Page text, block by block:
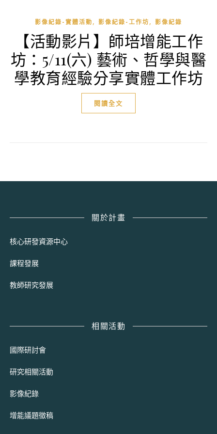
影像紀錄-實體活動, 影像紀錄-工作坊, 影像紀錄
【活動影片】師培增能工作
坊：5/11(六) 藝術、哲學與醫
學教育經驗分享實體工作坊
閱讀全文
關於計畫
核心研發資源中心
課程發展
教師研究發展
相關活動
國際研討會
研究相關活動
影像紀錄
增能議題徵稿